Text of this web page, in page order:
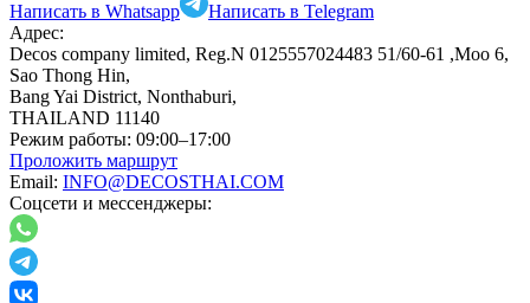
Написать в Whatsapp
Написать в Telegram
Адрес:
Decos company limited, Reg.N 0125557024483 51/60-61 ,Moo 6,
Sao Thong Hin,
Bang Yai District, Nonthaburi,
THAILAND 11140
Режим работы: 09:00–17:00
Проложить маршрут
Email: INFO@DECOSTHAI.COM
Соцсети и мессенджеры: